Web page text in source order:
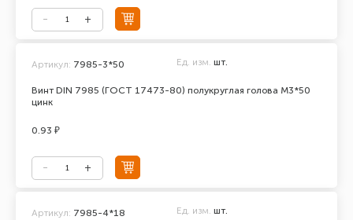
Винт DIN 7985 (ГОСТ 17473-80) полукруглая голова М3*50
цинк
Артикул: 7985-3*50 Ед. изм. шт.
0.93 ₽
Артикул: 7985-4*18 Ед. изм. шт.